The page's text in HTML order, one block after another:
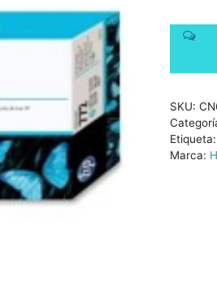
SKU:
Etiqueta:
Marca: